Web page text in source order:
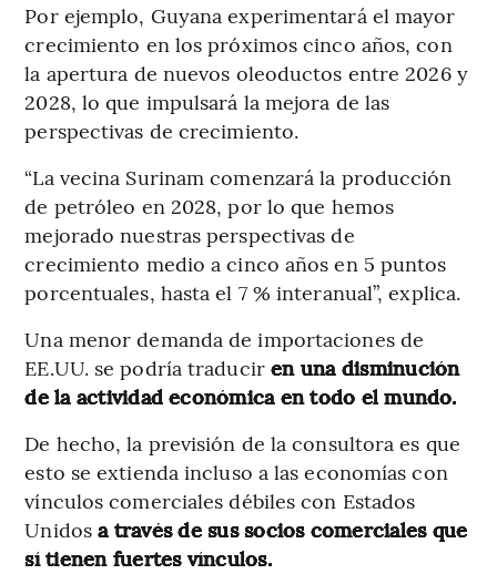
Por ejemplo, Guyana experimentará el mayor
crecimiento en los próximos cinco años, con
la apertura de nuevos oleoductos entre 2026 y
2028, lo que impulsará la mejora de las
perspectivas de crecimiento.
“La vecina Surinam comenzará la producción
de petróleo en 2028, por lo que hemos
mejorado nuestras perspectivas de
crecimiento medio a cinco años en 5 puntos
porcentuales, hasta el 7 % interanual”, explica.
Una menor demanda de importaciones de
EE.UU. se podría traduciren una disminución
de la actividad económica en todo el mundo.
De hecho, la previsión de la consultora es que
esto se extienda incluso a las economías con
vínculos comerciales débiles con Estados
Unidos a través de sus socios comerciales que
sí tienen fuertes vínculos.